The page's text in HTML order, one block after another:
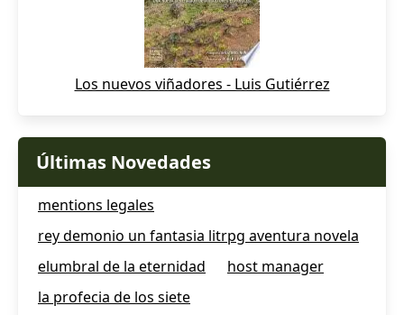
Los nuevos viñadores - Luis Gutiérrez
Últimas Novedades
mentions legales
rey demonio un fantasia litrpg aventura novela
elumbral de la eternidad
host manager
la profecia de los siete